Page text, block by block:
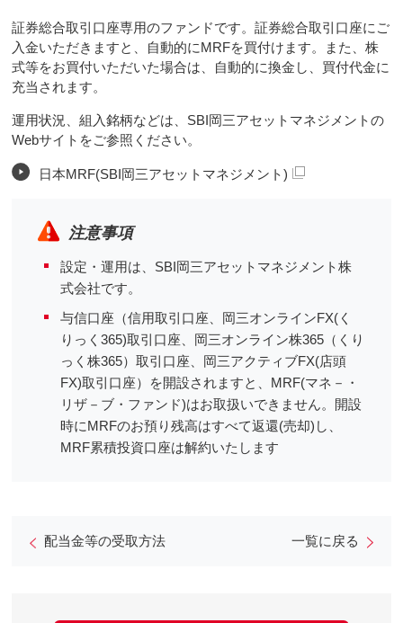
証券総合取引口座専用のファンドです。証券総合取引口座にご
入金いただきますと、自動的にMRFを買付けます。また、株
式等をお買付いただいた場合は、自動的に換金し、買付代金に
充当されます。
運用状況、組入銘柄などは、SBI岡三アセットマネジメントの
Webサイトをご参照ください。
日本MRF(SBI岡三アセットマネジメント)
注意事項
設定・運用は、SBI岡三アセットマネジメント株
式会社です。
与信口座（信用取引口座、岡三オンラインFX(く
りっく365)取引口座、岡三オンライン株365（くり
っく株365）取引口座、岡三アクティブFX(店頭
FX)取引口座）を開設されますと、MRF(マネ－・
リザ－ブ・ファンド)はお取扱いできません。開設
時にMRFのお預り残高はすべて返還(売却)し、
MRF累積投資口座は解約いたします
一覧に戻る
配当金等の受取方法